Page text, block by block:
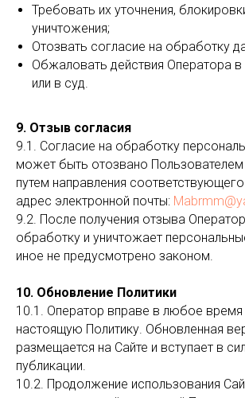
Требовать их уточнения,
уничтожения;
Отозвать согласие на обработку
Обжаловать действия Оператора
или в суд.
9. Отзыв согласия
9.1. Согласие на обработку
может быть отозвано
путем направления
адрес электронной почты:
9.2. После получения отзыва
обработку и уничтожает
иное не предусмотрено законом.
10. Обновление Политики
10.1. Оператор вправе в любое время
настоящую Политику. Обновленная
размещается на Сайте и вступает в
публикации.
10.2. Продолжение использования